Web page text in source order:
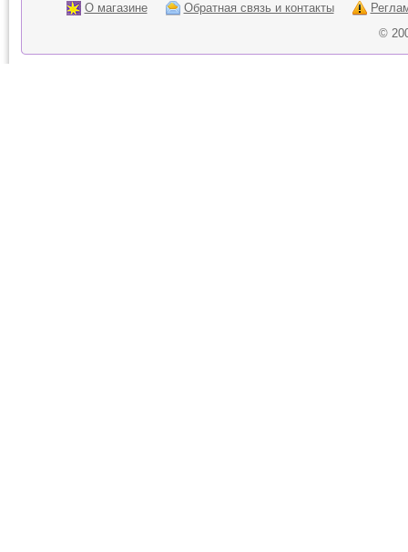
О магазине
Обратная связь и контакты
©